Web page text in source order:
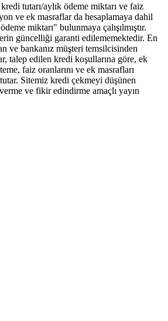
tutarı/aylık ödeme miktarı ve faiz
ve ek masraflar da hesaplamaya dahil
miktarı" bulunmaya çalışılmıştır.
güncelliği garanti edilememektedir. En
ve bankanız müşteri temsilcisinden
talep edilen kredi koşullarına göre, ek
faiz oranlarını ve ek masrafları
Sitemiz kredi çekmeyi düşünen
ve fikir edindirme amaçlı yayın